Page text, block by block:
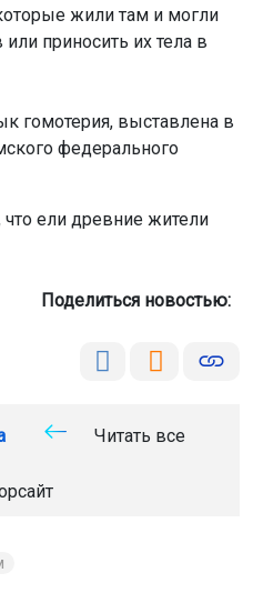
жили там и могли
приносить их тела в
гомотерия, выставлена в
федерального
что ели древние жители
Поделиться новостью:
Читать все